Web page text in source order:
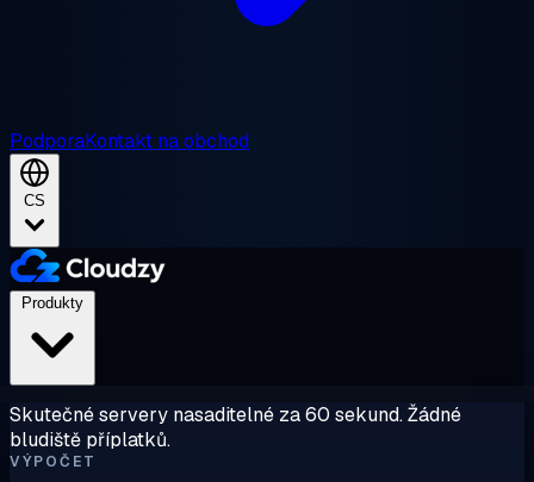
PodporaKontakt na obchod
CS
Skutečné servery nasaditelné za 60 sekund. Žádné
bludiště příplatků.
VÝPOČET